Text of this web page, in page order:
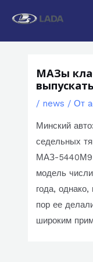
МАЗы
/ news / От
Минский
седельных
МАЗ-5440М9
модель
года,
пор ее
широким